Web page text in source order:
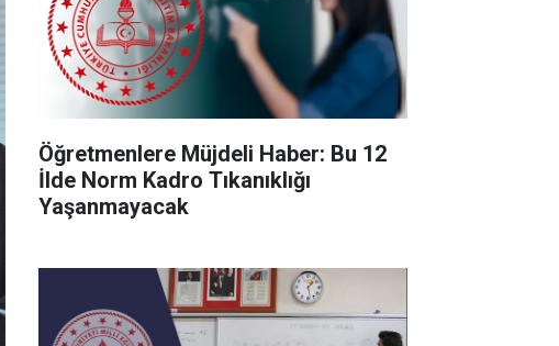
Öğretmenlere Müjdeli Haber: Bu 12
İlde Norm Kadro Tıkanıklığı
Yaşanmayacak